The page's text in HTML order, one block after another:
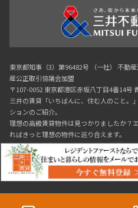
0120-
9:30~18:00（
東京都知事（3）第96482号 （一社） 不動
産公正取引協議会加盟
〒107-0052 東京都港区赤坂八丁目4番14号
三井の賃貸「いちばんに、住む人のこと。
ションのご紹介。
理想の高級賃貸物件は見つかりましたか？
ればきっと理想の物件に巡り合えます。
都心の高級賃貸物件探しは[三井の賃貸]レジ
Copyright © RESIDENT